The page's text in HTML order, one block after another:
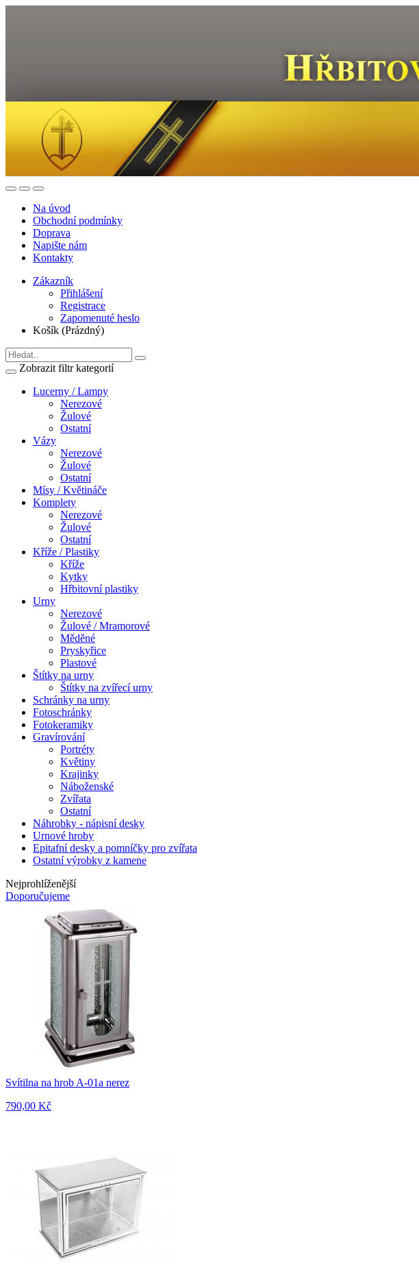
Na úvod
Obchodní podmínky
Doprava
Napište nám
Kontakty
Zákazník
Přihlášení
Registrace
Zapomenuté heslo
Košík (Prázdný)
Zobrazit filtr kategorií
Lucerny / Lampy
Nerezové
Žulové
Ostatní
Vázy
Nerezové
Žulové
Ostatní
Mísy / Květináče
Komplety
Nerezové
Žulové
Ostatní
Kříže / Plastiky
Kříže
Kytky
Hřbitovní plastiky
Urny
Nerezové
Žulové / Mramorové
Měděné
Pryskyřice
Plastové
Štítky na urny
Štítky na zvířecí urny
Schránky na urny
Fotoschránky
Fotokeramiky
Gravírování
Portréty
Květiny
Krajinky
Náboženské
Zvířata
Ostatní
Náhrobky - nápisní desky
Urnové hroby
Epitafní desky a pomníčky pro zvířata
Ostatní výrobky z kamene
Nejprohlíženější
Doporučujeme
Svítilna na hrob A-01a nerez
790,00 Kč